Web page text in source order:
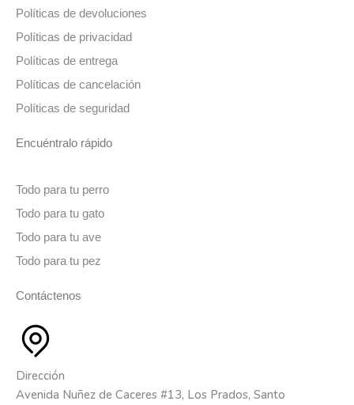
Políticas de devoluciones
Políticas de privacidad
Políticas de entrega
Políticas de cancelación
Políticas de seguridad
Encuéntralo rápido
Todo para tu perro
Todo para tu gato
Todo para tu ave
Todo para tu pez
Contáctenos
Dirección
Avenida Nuñez de Caceres #13, Los Prados, Santo